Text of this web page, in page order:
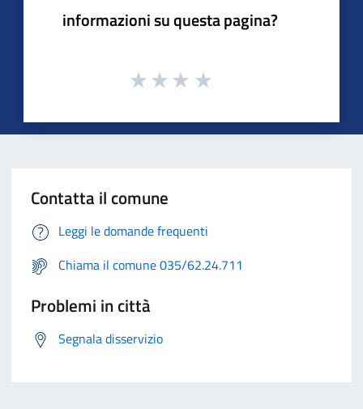
informazioni su questa pagina?
Contatta il comune
Leggi le domande frequenti
Chiama il comune 035/62.24.711
Problemi in città
Segnala disservizio